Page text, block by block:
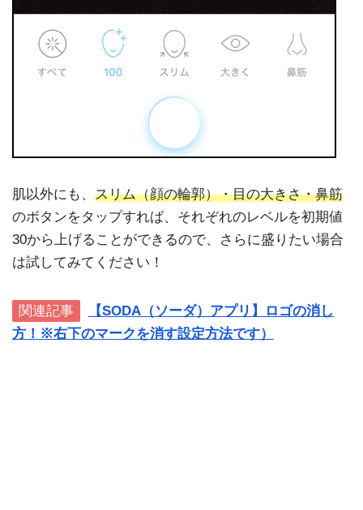
肌以外にも、 スリム（顔の輪郭）・目の大きさ・鼻筋
のボタンをタップすれば、それぞれのレベルを初期値
30から上げることができるので、さらに盛りたい場合
は試してみてください！
関連記事
【SODA（ソーダ）アプリ】ロゴの消し
方！※右下のマークを消す設定方法です）